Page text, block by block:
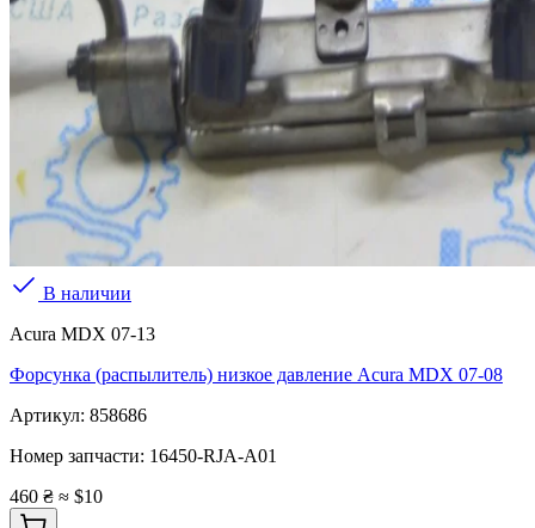
В наличии
Acura MDX 07-13
Форсунка (распылитель) низкое давление Acura MDX 07-08
Артикул: 858686
Номер запчасти: 16450-RJA-A01
460 ₴ ≈ $10